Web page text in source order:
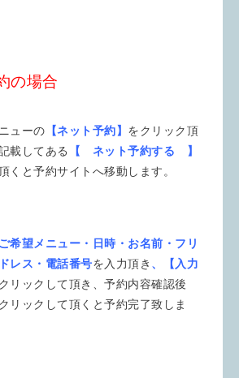
の場合
ューの 【ネット予約】 をクリック頂
載してある
【 ネット予約する 】
くと予約サイトへ移動します。
ご希望メニュー・日時・お名前・フリ
レス・電話番号を入力頂き 、【入力
リックして頂き、予約内容確認後
リックして頂くと予約完了致しま